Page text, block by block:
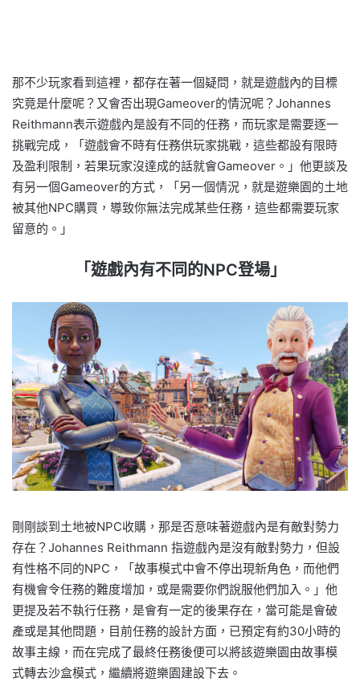
那不少玩家看到這裡，都存在著一個疑問，就是遊戲內的目標
究竟是什麼呢？又會否出現Gameover的情況呢？Johannes
Reithmann表示遊戲內是設有不同的任務，而玩家是需要逐一
挑戰完成，「遊戲會不時有任務供玩家挑戰，這些都設有限時
及盈利限制，若果玩家沒達成的話就會Gameover。」他更談及
有另一個Gameover的方式，「另一個情況，就是遊樂園的土地
被其他NPC購買，導致你無法完成某些任務，這些都需要玩家
留意的。」
「遊戲內有不同的NPC登場」
剛剛談到土地被NPC收購，那是否意味著遊戲內是有敵對勢力
存在？Johannes Reithmann 指遊戲內是沒有敵對勢力，但設
有性格不同的NPC，「故事模式中會不停出現新角色，而他們
有機會令任務的難度增加，或是需要你們說服他們加入。」他
更提及若不執行任務，是會有一定的後果存在，當可能是會破
產或是其他問題，目前任務的設計方面，已預定有約30小時的
故事主線，而在完成了最終任務後便可以將該遊樂園由故事模
式轉去沙盒模式，繼續將遊樂園建設下去。